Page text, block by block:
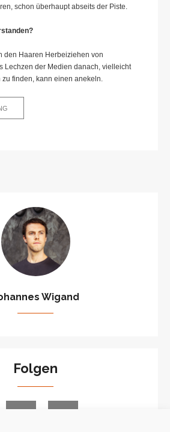
schon überhaupt abseits der Piste.
den Haaren Herbeiziehen von
Lechzen der Medien danach, vielleicht
finden, kann einen anekeln.
Wigand
Folgen